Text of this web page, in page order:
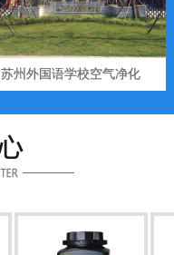
苏州外国语学校空气净化